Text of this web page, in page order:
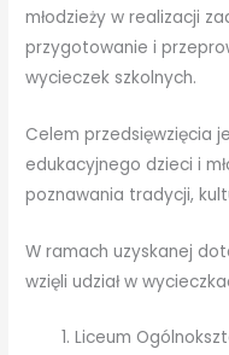
młodzieży w realizacji
przygotowanie i
wycieczek szkolnych.
Celem przedsięwzięcia
edukacyjnego dzieci i
poznawania tradycji,
W ramach uzyskanej
wzięli udział w
Liceum